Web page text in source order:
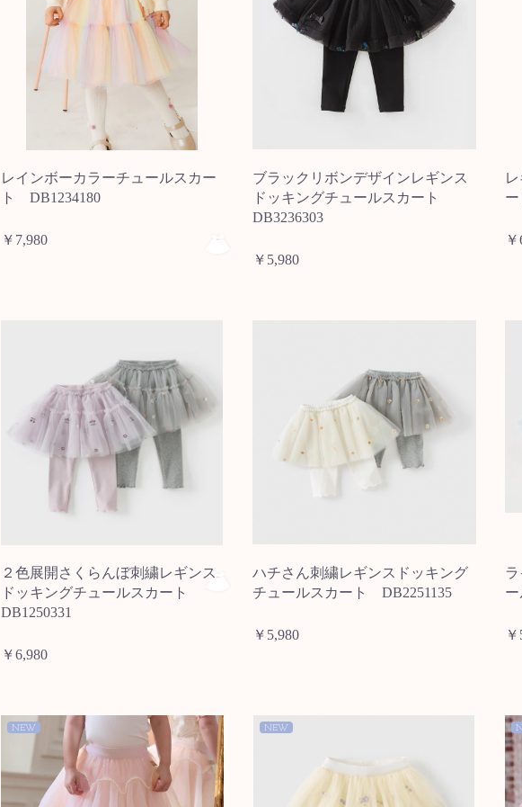
レインボーカラーチュールスカー
ト DB1234180
￥7,980
ブラックリボンデザインレギンス
ドッキングチュールスカート
DB3236303
￥5,980
２色展開さくらんぼ刺繍レギンス
ドッキングチュールスカート
DB1250331
￥6,980
ハチさん刺繍レギンスドッキング
チュールスカート DB2251135
￥5,980
NEW NEW